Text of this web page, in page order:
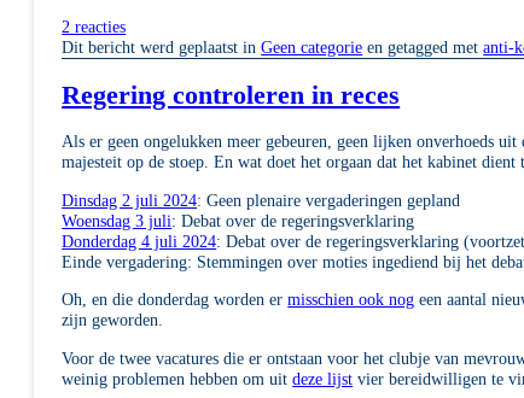
2 reacties
Dit bericht werd geplaatst inGeen categorie en getagged metanti-
Regering controleren in reces
Als er geen ongelukken meer gebeuren, geen lijken onverhoeds
majesteit op de stoep. En wat doet het orgaan dat het kabinet dient
Dinsdag 2 juli 2024: Geen plenaire vergaderingen gepland
Woensdag 3 juli: Debat over de regeringsverklaring
Donderdag 4 juli 2024: Debat over de regeringsverklaring
Einde vergadering: Stemmingen over moties ingediend bij het
Oh, en die donderdag worden ermisschien ook nog een aantal
zijn geworden.
Voor de twee vacatures die er ontstaan voor het clubje van
weinig problemen hebben om uitdeze lijst vier bereidwilligen te